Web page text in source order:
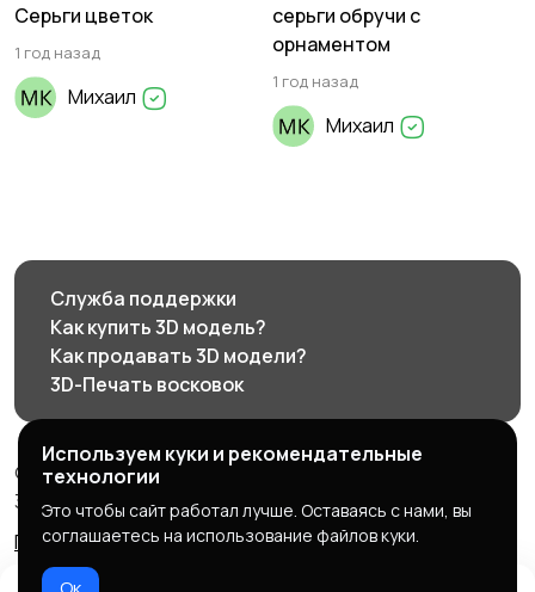
Серьги цветок
1 год назад
Михаил
серьги обручи с
орнаментом
1 год назад
Михаил
Служба поддержки
Как купить 3D модель?
Как продавать 3D модели?
3D-Печать восковок
© 2026 3d585.ru - Маркетплейс ювелирного дизайна
3d585.ru
Правила сервиса
Политика конфиденциальности
Используем куки и рекомендательные
технологии
Это чтобы сайт работал лучше. Оставаясь с нами, вы
соглашаетесь на использование файлов куки.